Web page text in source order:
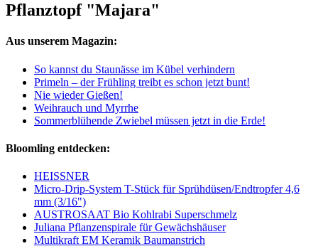
Pflanztopf "Majara"
Aus unserem Magazin:
So kannst du Staunässe im Kübel verhindern
Primeln – der Frühling treibt es schon jetzt bunt!
Nie wieder Gießen!
Weihrauch und Myrrhe
Sommerblühende Zwiebel müssen jetzt in die Erde!
Bloomling entdecken:
HEISSNER
Micro-Drip-System T-Stück für Sprühdüsen/Endtropfer 4,6
mm (3/16")
AUSTROSAAT Bio Kohlrabi Superschmelz
Juliana Pflanzenspirale für Gewächshäuser
Multikraft EM Keramik Baumanstrich